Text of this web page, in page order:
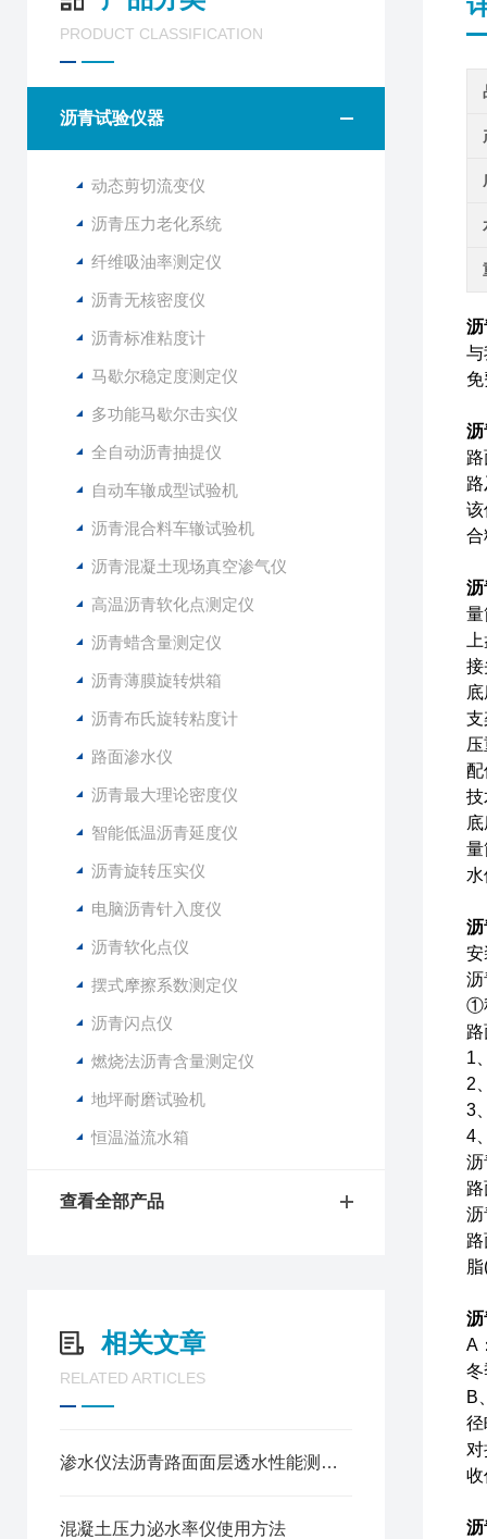
PRODUCT CLASSIFICATION
沥青试验仪器
动态剪切流变仪
沥青压力老化系统
纤维吸油率测定仪
沥青无核密度仪
沥青标准粘度计
马歇尔稳定度测定仪
多功能马歇尔击实仪
全自动沥青抽提仪
自动车辙成型试验机
沥青混合料车辙试验机
沥青混凝土现场真空渗气仪
高温沥青软化点测定仪
沥青蜡含量测定仪
沥青薄膜旋转烘箱
沥青布氏旋转粘度计
路面渗水仪
沥青最大理论密度仪
智能低温沥青延度仪
沥青旋转压实仪
电脑沥青针入度仪
沥青软化点仪
摆式摩擦系数测定仪
沥青闪点仪
燃烧法沥青含量测定仪
地坪耐磨试验机
恒温溢流水箱
查看全部产品
相关文章
RELATED ARTICLES
渗水仪法沥青路面面层透水性能测试方法
混凝土压力泌水率仪使用方法
沥
与
沥
该
合
沥
量
接
支
配
技
量
沥
安
沥
①
1
2
3
4
沥
沥
沥
A
冬
B
径
收
沥